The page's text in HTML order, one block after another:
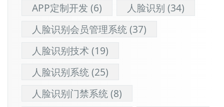
APP定制开发 (6) 人脸识别 (34)
人脸识别会员管理系统(37)
人脸识别技术(19)
人脸识别系统(25)
人脸识别门禁系统(8)